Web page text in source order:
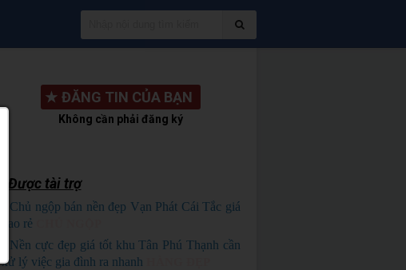
★ ĐĂNG TIN CỦA BẠN
Không cần phải đăng ký
Được tài trợ
Chủ ngộp bán nền đẹp Vạn Phát Cái Tắc giá
bao rẻ
Nền cực đẹp giá tốt khu Tân Phú Thạnh cần
xử lý việc gia đình ra nhanh